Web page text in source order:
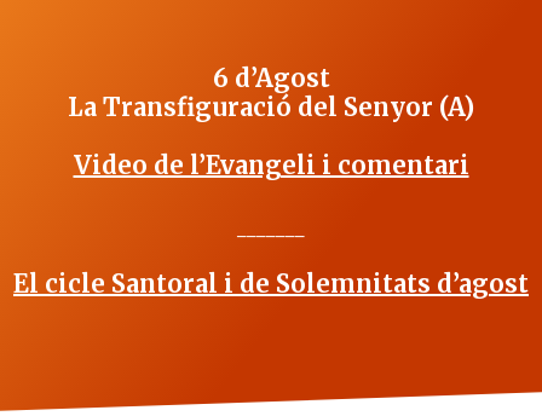
6 d’Agost
La Transfiguració del Senyor (A)
Video de l’Evangeli i comentari
El cicle Santoral i de Solemnitats d’agost